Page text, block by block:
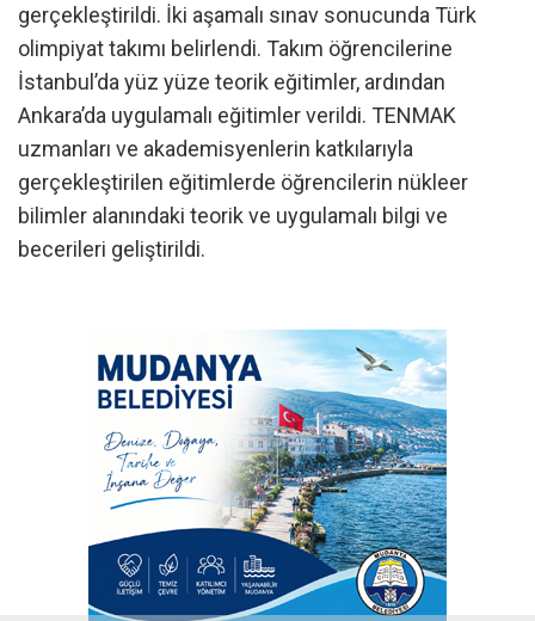
gerçekleştirildi. İki aşamalı sınav sonucunda Türk
olimpiyat takımı belirlendi. Takım öğrencilerine
İstanbul’da yüz yüze teorik eğitimler, ardından
Ankara’da uygulamalı eğitimler verildi. TENMAK
uzmanları ve akademisyenlerin katkılarıyla
gerçekleştirilen eğitimlerde öğrencilerin nükleer
bilimler alanındaki teorik ve uygulamalı bilgi ve
becerileri geliştirildi.